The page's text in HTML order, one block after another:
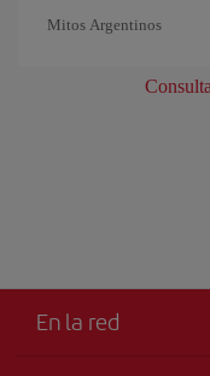
Mitos Argentinos
En la red